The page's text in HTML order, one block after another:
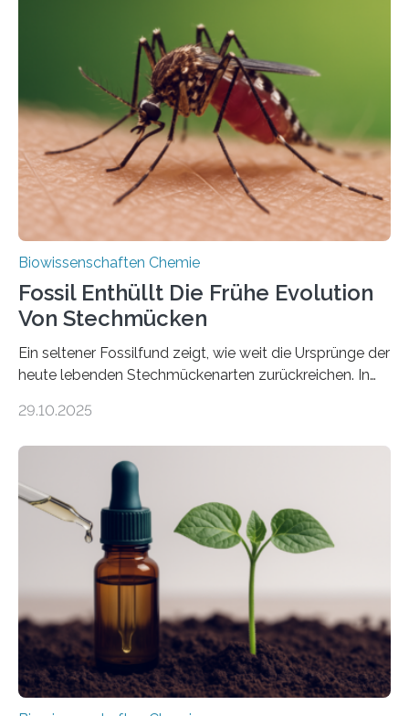
Grünalgen, die vor Hunderten von Millionen Jahren
lebten. Unter den Vorfahren sticht eine Gruppe heraus,
die noch heute in der Natur vorkommt: die
Süßwasseralge Coleochaetophyceae. Einige Arten
dieser Gruppe bilden aus Zellfäden dichte Geflechte
mit scheibenförmiger Gestalt. Was auffällig ist: Die
nächsten…
Biowissenschaften Chemie
Fossil Enthüllt Die Frühe Evolution
Von Stechmücken
Ein seltener Fossilfund zeigt, wie weit die Ursprünge der
heute lebenden Stechmückenarten zurückreichen. In
Forschende die bisher älteste bekannte Stechmücken-
Region Kachin in Myanmar und hat sich in
ausgezeichnetem Zustand erhalten. Es konnte als neue
Art einer neuen Gattung beschrieben werden und trägt
nun den Namen Cretosabethes primaevus. Dieser erste
fossile Nachweis einer Stechmückenlarve in Bernstein
stellt gleichzeitig den ersten Fossilfund einer
Mückenlarve aus dem Mesozoikum dar, denn…
29.10.2025